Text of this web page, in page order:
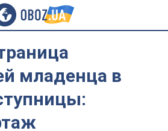
младенца в